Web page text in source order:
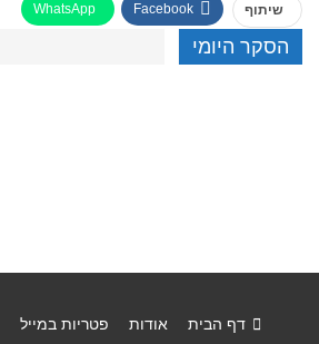
שיתוף Facebook
WhatsApp
הסקר היומי
דף הבית אודות פטריות במייל